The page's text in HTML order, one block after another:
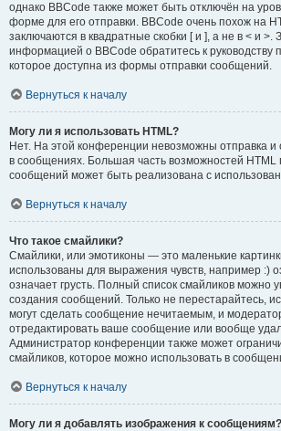
однако BBCode также может быть отключён на
форме для его отправки. BBCode очень похож на
заключаются в квадратные скобки [ и ], а не в < и >.
информацией о BBCode обратитесь к руководству
которое доступна из формы отправки сообщений.
Вернуться к началу
Могу ли я использовать HTML?
Нет. На этой конференции невозможны отправка и
в сообщениях. Большая часть возможностей
сообщений может быть реализована с
Вернуться к началу
Что такое смайлики?
Смайлики, или эмотиконы — это маленькие
использованы для выражения чувств, например :)
означает грусть. Полный список смайликов можно
создания сообщений. Только не перестарайтесь,
могут сделать сообщение нечитаемым, и
отредактировать ваше сообщение или вообще
Администратор конференции также может
смайликов, которое можно использовать в
Вернуться к началу
Могу ли я добавлять изображения к сообщениям?